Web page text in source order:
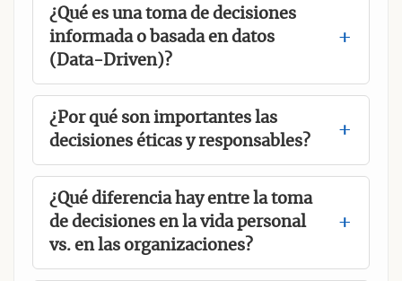
¿Qué es una toma de decisiones
informada o basada en datos
(Data-Driven)?
¿Por qué son importantes las
decisiones éticas y responsables?
¿Qué diferencia hay entre la toma
de decisiones en la vida personal
vs. en las organizaciones?